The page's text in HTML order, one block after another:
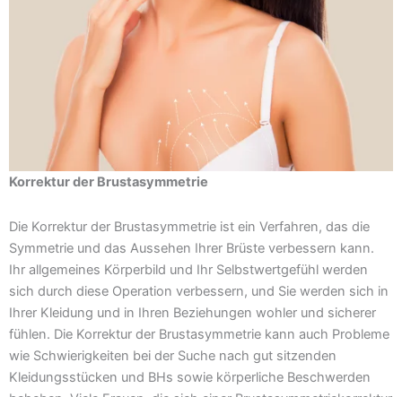
Korrektur der Brustasymmetrie
Die Korrektur der Brustasymmetrie ist ein Verfahren, das die
Symmetrie und das Aussehen Ihrer Brüste verbessern kann.
Ihr allgemeines Körperbild und Ihr Selbstwertgefühl werden
sich durch diese Operation verbessern, und Sie werden sich in
Ihrer Kleidung und in Ihren Beziehungen wohler und sicherer
fühlen. Die Korrektur der Brustasymmetrie kann auch Probleme
wie Schwierigkeiten bei der Suche nach gut sitzenden
Kleidungsstücken und BHs sowie körperliche Beschwerden